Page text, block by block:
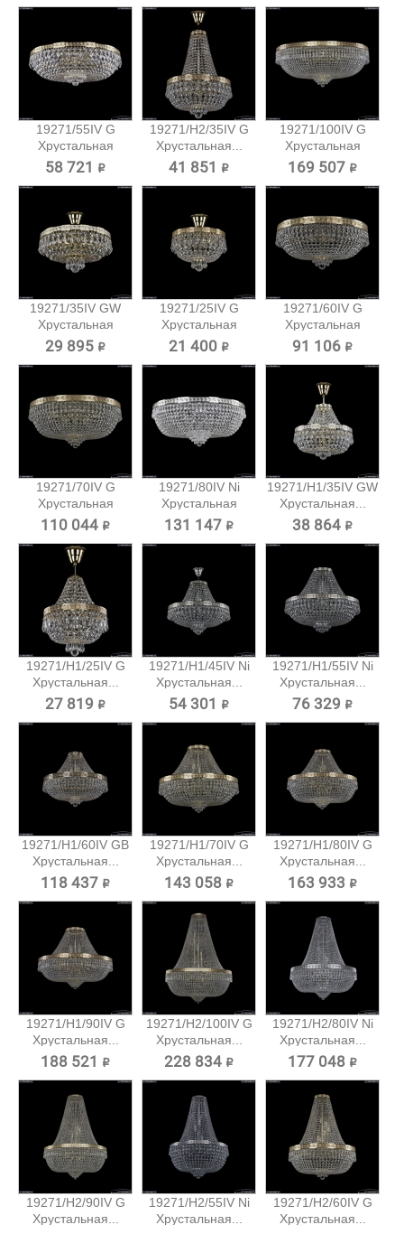
19271/55IV G
Хрустальная
потолочная...
58 721 ₽
19271/H2/35IV G
Хрустальная...
41 851 ₽
19271/100IV G
Хрустальная
потолочная...
169 507 ₽
19271/35IV GW
Хрустальная
потолочная...
29 895 ₽
19271/25IV G
Хрустальная
потолочная...
21 400 ₽
19271/60IV G
Хрустальная
потолочная...
91 106 ₽
19271/70IV G
Хрустальная
потолочная...
110 044 ₽
19271/80IV Ni
Хрустальная
потолочная...
131 147 ₽
19271/H1/35IV GW
Хрустальная...
38 864 ₽
19271/H1/25IV G
Хрустальная...
27 819 ₽
19271/H1/45IV Ni
Хрустальная...
54 301 ₽
19271/H1/55IV Ni
Хрустальная...
76 329 ₽
19271/H1/60IV GB
Хрустальная...
118 437 ₽
19271/H1/70IV G
Хрустальная...
143 058 ₽
19271/H1/80IV G
Хрустальная...
163 933 ₽
19271/H1/90IV G
Хрустальная...
188 521 ₽
19271/H2/100IV G
Хрустальная...
228 834 ₽
19271/H2/80IV Ni
Хрустальная...
177 048 ₽
19271/H2/90IV G
Хрустальная...
19271/H2/55IV Ni
Хрустальная...
19271/H2/60IV G
Хрустальная...